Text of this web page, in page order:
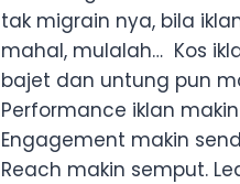
tak migrain nya, bila
mahal, mulalah… Kos
bajet dan untung pun
Performance iklan
Engagement makin
Reach makin semput.